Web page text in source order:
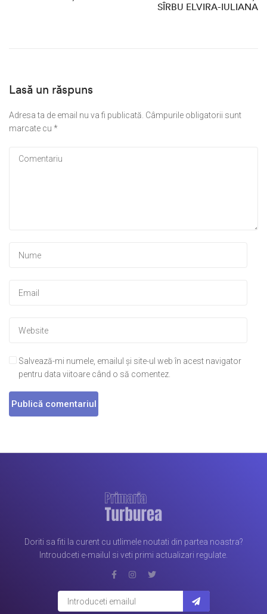
SÎRBU ELVIRA-IULIANA
Lasă un răspuns
Adresa ta de email nu va fi publicată. Câmpurile obligatorii sunt
marcate cu *
Salvează-mi numele, emailul și site-ul web în acest navigator
pentru data viitoare când o să comentez.
Doriti sa fiti la curent cu utlimele noutati din partea noastra?
Introudceti e-mailul si veti primi actualizari regulate.